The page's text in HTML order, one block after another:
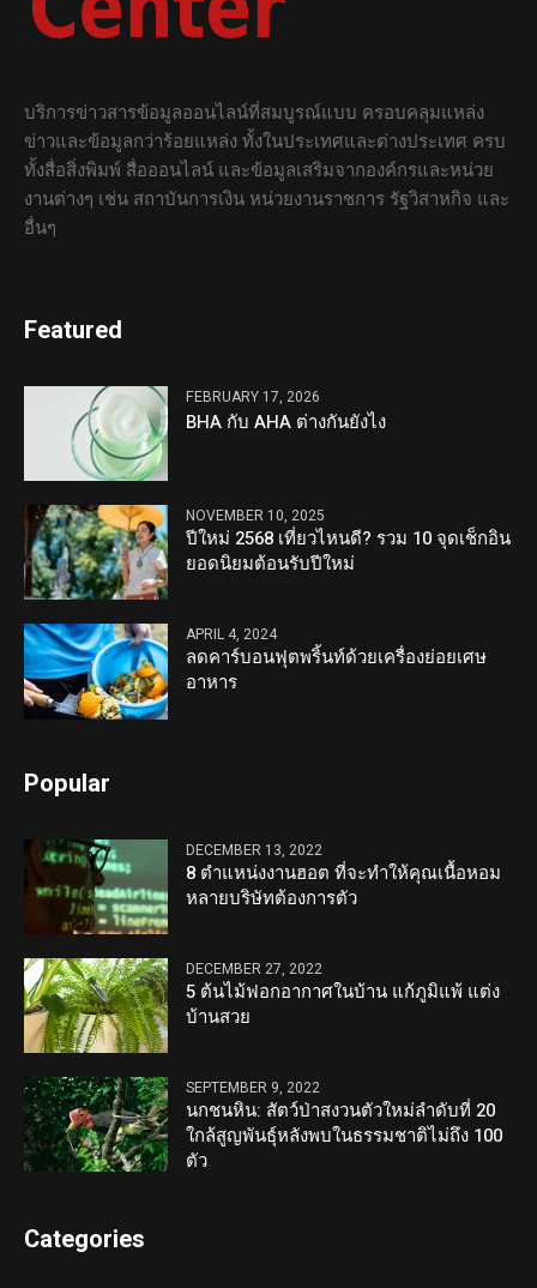
บริการข่าวสารข้อมูลออนไลน์ที่สมบูรณ์แบบ ครอบคลุมแหล่ง
ข่าวและข้อมูลกว่าร้อยแหล่ง ทั้งในประเทศและต่างประเทศ ครบ
ทั้งสื่อสิ่งพิมพ์ สื่อออนไลน์ และข้อมูลเสริมจากองค์กรและหน่วย
งานต่างๆ เช่น สถาบันการเงิน หน่วยงานราชการ รัฐวิสาหกิจ และ
อื่นๆ
Featured
FEBRUARY 17, 2026
BHA กับ AHA ต่างกันยังไง
NOVEMBER 10, 2025
ปีใหม่ 2568 เที่ยวไหนดี? รวม 10 จุดเช็กอิน
ยอดนิยมต้อนรับปีใหม่
APRIL 4, 2024
ลดคาร์บอนฟุตพริ้นท์ด้วยเครื่องย่อยเศษ
อาหาร
Popular
DECEMBER 13, 2022
8 ตำแหน่งงานฮอต ที่จะทำให้คุณเนื้อหอม
หลายบริษัทต้องการตัว
DECEMBER 27, 2022
5 ต้นไม้ฟอกอากาศในบ้าน แก้ภูมิแพ้ แต่ง
บ้านสวย
SEPTEMBER 9, 2022
นกชนหิน: สัตว์ป่าสงวนตัวใหม่ลำดับที่ 20
ใกล้สูญพันธุ์หลังพบในธรรมชาติไม่ถึง 100
ตัว
Categories